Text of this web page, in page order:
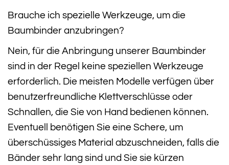
Brauche ich spezielle Werkzeuge, um die
Baumbinder anzubringen?
Nein, für die Anbringung unserer Baumbinder
sind in der Regel keine speziellen Werkzeuge
erforderlich. Die meisten Modelle verfügen über
benutzerfreundliche Klettverschlüsse oder
Schnallen, die Sie von Hand bedienen können.
Eventuell benötigen Sie eine Schere, um
überschüssiges Material abzuschneiden, falls die
Bänder sehr lang sind und Sie sie kürzen